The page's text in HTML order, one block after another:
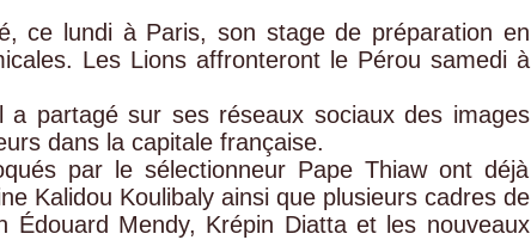
ce lundi à Paris, son stage de préparation en
Les Lions affronteront le Pérou samedi à
a partagé sur ses réseaux sociaux des images
dans la capitale française.
par le sélectionneur Pape Thiaw ont déjà
Kalidou Koulibaly ainsi que plusieurs cadres de
Édouard Mendy, Krépin Diatta et les nouveaux